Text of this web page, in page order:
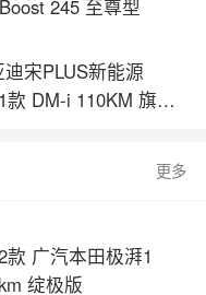
245 至尊型
迪宋PLUS新能源
款 DM-i 110KM 旗舰
更多
款 广汽本田极湃1
绽极版